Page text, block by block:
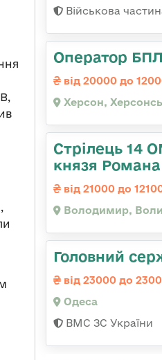
Військова
Оператор
від 20000 до
Херсон,
Стрілець 14
князя
від 21000 до
Володимир,
Головний
від 23000 до
Одеса
ВМС ЗС України